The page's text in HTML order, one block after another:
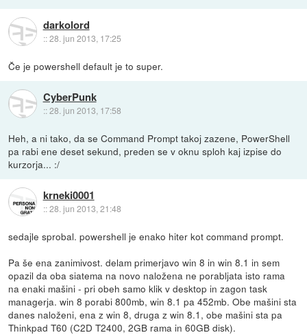
darkolord
::28. jun 2013, 17:25
Če je powershell default je to super.
CyberPunk
::28. jun 2013, 17:58
Heh, a ni tako, da se Command Prompt takoj zazene, PowerShell
pa rabi ene deset sekund, preden se v oknu sploh kaj izpise do
kurzorja... :/
krneki0001
::28. jun 2013, 21:48
sedajle sprobal. powershell je enako hiter kot command prompt.
Pa še ena zanimivost. delam primerjavo win 8 in win 8.1 in sem
opazil da oba siatema na novo naložena ne porabljata isto rama
na enaki mašini - pri obeh samo klik v desktop in zagon task
managerja. win 8 porabi 800mb, win 8.1 pa 452mb. Obe mašini sta
danes naloženi, ena z win 8, druga z win 8.1, obe mašini sta pa
Thinkpad T60 (C2D T2400, 2GB rama in 60GB disk).